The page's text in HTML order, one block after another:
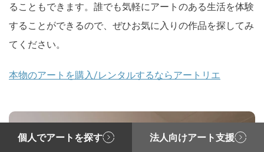
ることもできます。誰でも気軽にアートのある生活を体験
することができるので、ぜひお気に入りの作品を探してみ
てください。
本物のアートを購入/レンタルするならアートリエ
個人でアートを探す 法人向けアート支援